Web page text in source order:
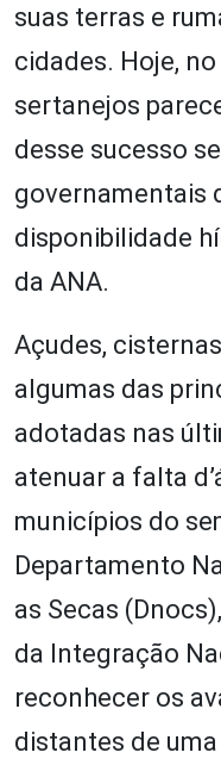
suas terras e
cidades. Hoje,
sertanejos
desse sucesso
governamentais
disponibilidade
da ANA.
Açudes,
algumas das
adotadas nas
atenuar a falta
municípios do
Departamento
as Secas
da Integração
reconhecer os
distantes de